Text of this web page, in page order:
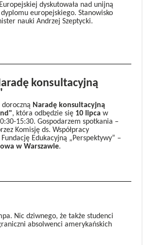
dyskutowała nad unijną
europejskiego. Stanowisko
nauki Andrzej Szeptycki.
konsultacyjną
doroczną Naradę konsultacyjną
, która odbędzie się 10 lipca w
15:30. Gospodarzem spotkania –
Komisję ds. Współpracy
Edukacyjną „Perspektywy” –
w Warszawie.
Nic dziwnego, że także studenci
absolwenci amerykańskich